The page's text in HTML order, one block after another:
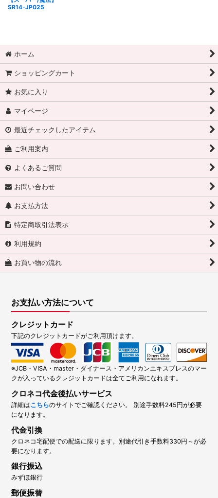
SR14-JP025
ホーム
ショッピングカート
お気に入り
マイページ
最近チェックしたアイテム
ご利用案内
よくあるご質問
お問い合わせ
お支払方法
特定商取引法表示
利用規約
お買い物の流れ
お支払い方法について
クレジットカード
下記のクレジットカードがご利用頂けます。
※JCB・VISA・master・ダイナース・アメリカンエキスプレスのマー
クが入っているクレジットカードは全てご利用になれます。
クロネコ代金後払いサービス
詳細はこちらのサイトでご確認ください。 別途手数料245円が必要
になります。
代金引換
クロネコ宅配便での配送に限ります。別途代引き手数料330円～が必
要になります。
銀行振込
みずほ銀行
郵便振替